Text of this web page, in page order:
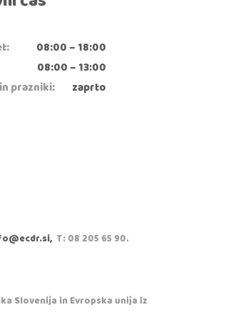
08:00 – 18:00
08:00 – 13:00
prazniki:
zaprto
T: 08 205 65 90.
Slovenija in Evropska unija iz